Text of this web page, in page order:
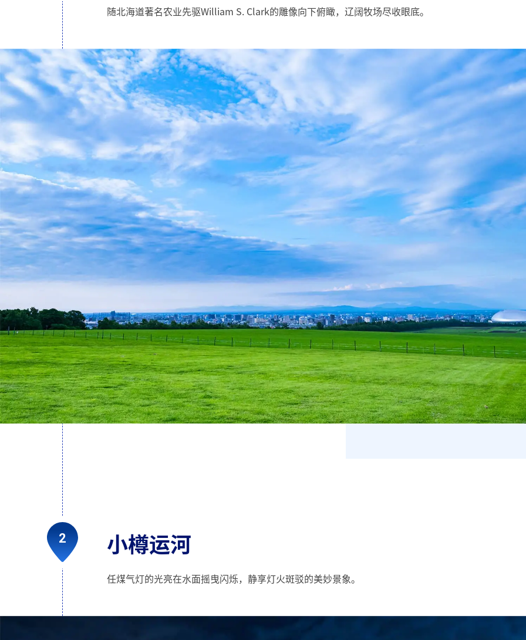
随北海道著名农业先驱William S. Clark的雕像向下俯瞰，辽阔牧场尽收眼底。
小樽运河
任煤气灯的光亮在水面摇曳闪烁，静享灯火斑驳的美妙景象。